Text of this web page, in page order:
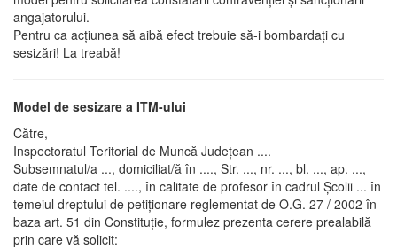
angajatorului.
Pentru ca acțiunea să aibă efect trebuie să-i bombardați cu
sesizări! La treabă!
Model de sesizare a ITM-ului
Către,
Inspectoratul Teritorial de Muncă Judeţean ....
Subsemnatul/a ..., domiciliat/ă în ...., Str. ..., nr. ..., bl. ..., ap. ...,
date de contact tel. ...., în calitate de profesor în cadrul Şcolii ... în
temeiul dreptului de petiţionare reglementat de O.G. 27 / 2002 în
baza art. 51 din Constituţie, formulez prezenta cerere prealabilă
prin care vă solicit: